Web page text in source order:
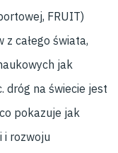
FRUIT)
całego świata,
jak
dróg na świecie jest
pokazuje jak
i rozwoju